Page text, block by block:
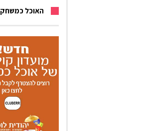
האוכל כמשחק